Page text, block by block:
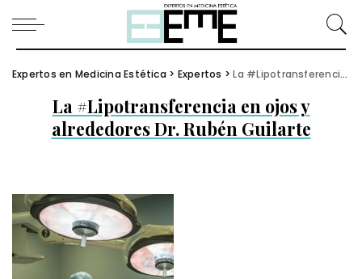
Expertos en Medicina Estética > Expertos >La #Lipotransferencia en ojos y alrededores Dr. Rubén Guilarte
La #Lipotransferencia en ojos y
alrededores Dr. Rubén Guilarte